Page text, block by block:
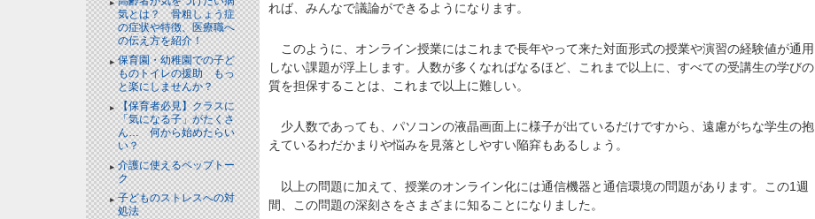
気とは？ 骨粗しょう症
の症状や特徴、医療職へ
の伝え方を紹介！
保育園・幼稚園での子ど
ものトイレの援助 もっ
と楽にしませんか？
【保育者必見】クラスに
「気になる子」がたくさ
ん… 何から始めたらい
い？
介護に使えるペップトー
ク
子どものストレスへの対
処法
れば、みんなで議論ができるようになります。
このように、オンライン授業にはこれまで長年やって来た対面形式の授業や演習の経験値が通用
しない課題が浮上します。人数が多くなればなるほど、これまで以上に、すべての受講生の学びの
質を担保することは、これまで以上に難しい。
少人数であっても、パソコンの液晶画面上に様子が出ているだけですから、遠慮がちな学生の抱
えているわだかまりや悩みを見落としやすい陥穽もあるしょう。
以上の問題に加えて、授業のオンライン化には通信機器と通信環境の問題があります。この1週
間、この問題の深刻さをさまざまに知ることになりました。